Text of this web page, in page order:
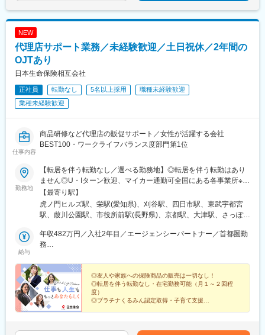
NEW
代理店サポート業務／未経験歓迎／土日祝休／2年間の
OJTあり
日本生命保険相互会社
正社員 転勤なし 5名以上採用
職種未経験歓迎
業種未経験歓迎
仕事内容
商品研修など代理店の販促サポート／女性が活躍する会社
BEST100・ワークライフバランス度部門第1位
勤務地
【転居を伴う転勤なし／選べる勤務地】◎転居を伴う転勤はあり
ません◎U・Iターン歓迎、マイカー通勤可全国にある各事業所※受
動喫煙防止対策：有（屋内全面禁煙）※地域限定職として担当エリ
アを受け持っていただきます。※国籍にかかわらず、公平な選考を
行っております。【北海道･東北】北海道、青森県、秋田県【関
長野県【関西】京都府、滋賀県【九州】佐賀県、長崎県★このお
仕事のポイント★・代理店への販促サポートを行う仕事のため、
※など、長く働き続けられる福利厚生が充実（※一定要件あり）・
年間休日約120日以上！土日祝休み・1時間単位の休暇取得可能・
女性が活躍する会社BEST100・ワークライフバランス度部門第1
位（2025年）新26－1165,代理店業務部
【最寄り駅】
虎ノ門ヒルズ駅、栄駅(愛知県)、刈谷駅、四日市駅、東武宇都宮
駅、葭川公園駅、市役所前駅(長野県)、京都駅、大津駅、さっぽろ
栄町駅(愛知県)、千葉中央駅、上栄町駅、札幌駅、神谷町駅、久屋
大通駅、栄町駅(千葉県)、島ノ関駅、大通駅
給与
年収482万円／入社2年目／エージェンシーパートナー／首都圏勤
務
／首都圏勤務
◎友人や家族への保険商品の販売は一切なし！
◎転居を伴う転勤なし・在宅勤務可能（月１～２回程
度）
◎プラチナくるみん認定取得・子育て支援